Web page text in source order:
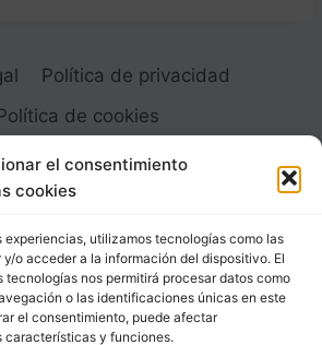
el consentimiento
cookies
experiencias, utilizamos tecnologías como las
o acceder a la información del dispositivo. El
tecnologías nos permitirá procesar datos como
o las identificaciones únicas en este
el consentimiento, puede afectar
características y funciones.
Política de privacidad
de cookies
Provença, 183
- Barcelona (Espana)